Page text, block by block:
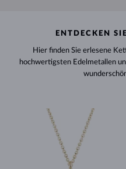
ENTDECKEN
Hier finden Sie erlesene
hochwertigsten Edelmetallen